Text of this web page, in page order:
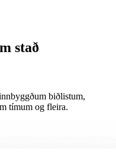
stað
biðlistum,
tímum og fleira.